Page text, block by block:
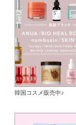
韓国コスメ販売中♪